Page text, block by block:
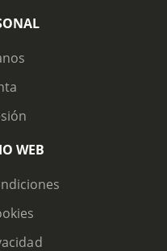
WEB